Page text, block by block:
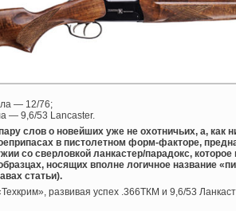
— 12/76;
— 9,6/53 Lancaster.
слов о новейших уже не охотничьих, а, как
в пистолетном форм-факторе,
со сверловкой ланкастер/парадокс,
носящих вполне логичное название
статьи).
развивая успех .366ТКМ и 9,6/53